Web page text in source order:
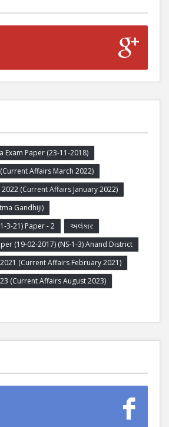
Exam Paper (23-11-2018)
Affairs March 2022)
(Current Affairs January 2022)
Gandhiji)
3-21) Paper - 2
અલંકાર
(19-02-2017) (NS-1-3) Anand District
(Current Affairs February 2021)
(Current Affairs August 2023)